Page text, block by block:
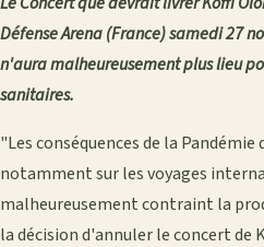
Défense Arena (France) samedi 27
n'aura malheureusement plus lieu
sanitaires.
"Les conséquences de la Pandémie
notamment sur les voyages
malheureusement contraint la
la décision d'annuler le concert de